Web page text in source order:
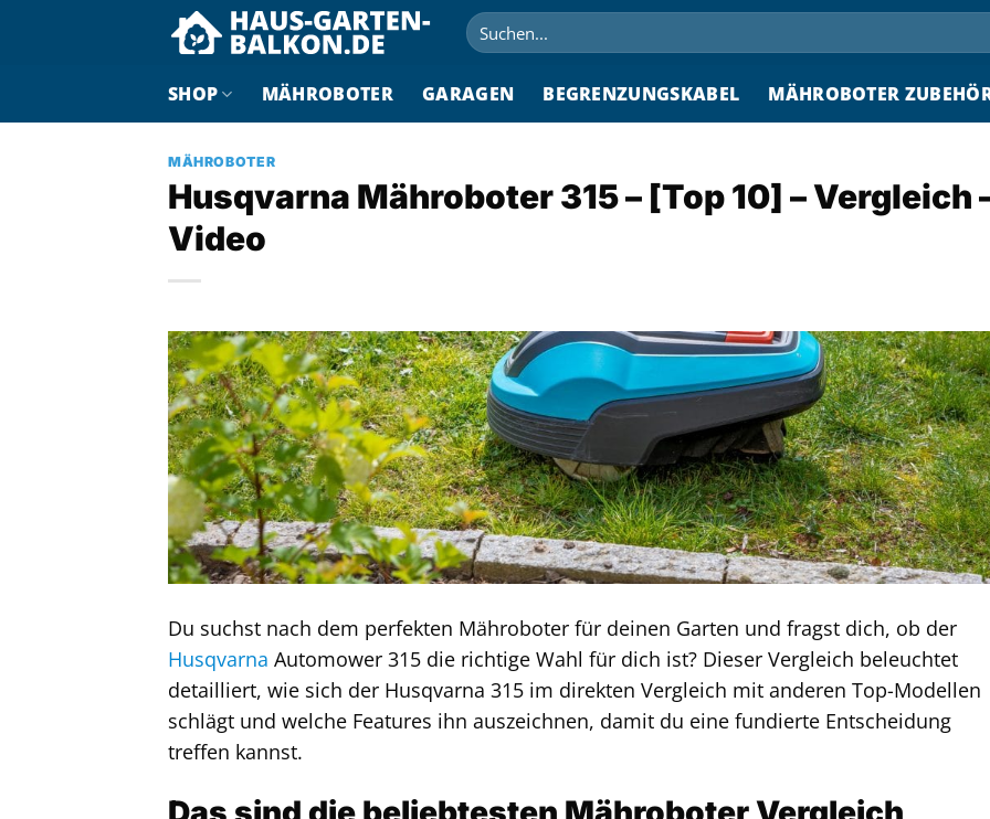
Suchen
nach:
SHOP MÄHROBOTER GARAGEN BEGRENZUNGSKABEL MÄHROBOTER
MÄHROBOTER
Husqvarna Mähroboter 315 – [Top 10] – Vergleich
Video
Du suchst nach dem perfekten Mähroboter für deinen Garten und fragst dich, ob der
Husqvarna Automower 315 die richtige Wahl für dich ist? Dieser Vergleich beleuchtet
detailliert, wie sich der Husqvarna 315 im direkten Vergleich mit anderen Top-Modellen
schlägt und welche Features ihn auszeichnen, damit du eine fundierte Entscheidung
treffen kannst.